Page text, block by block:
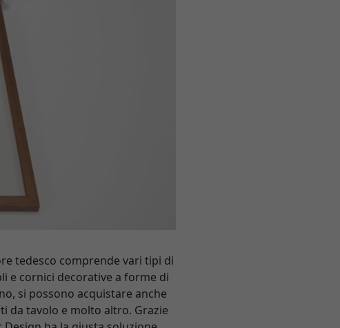
tedesco comprende vari tipi di
e cornici decorative a forme di
si possono acquistare anche
da tavolo e molto altro. Grazie